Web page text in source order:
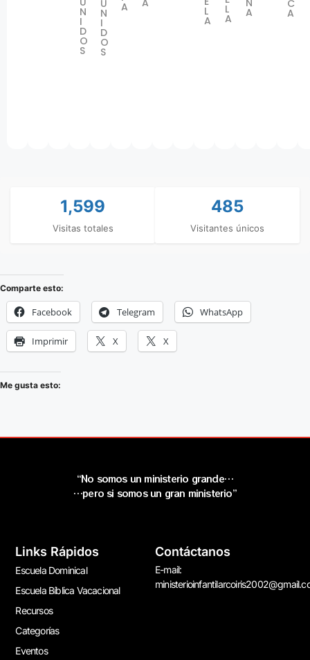
N
I
D
O
S
U
N
I
D
O
S
A A
L
A
L
A
N
A
C
A
1,599
Visitas totales
485
Visitantes únicos
Comparte esto:
Facebook Telegram WhatsApp
Imprimir X X
Me gusta esto:
“No somos un ministerio grande…
…pero si somos un gran ministerio”
Links Rápidos
Escuela Dominical
Escuela Bíblica Vacacional
Recursos
Categorías
Eventos
Contáctanos
E-mail: